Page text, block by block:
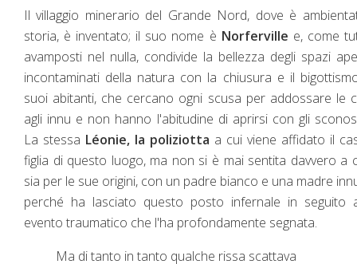
Il villaggio minerario del Grande Nord, dove è
storia, è inventato; il suo nome è Norferville e, come
avamposti nel nulla, condivide la bellezza degli spazi
incontaminati della natura con la chiusura e il
suoi abitanti, che cercano ogni scusa per addossare le
agli innu e non hanno l'abitudine di aprirsi con gli
La stessa Léonie, la poliziotta a cui viene affidato il
figlia di questo luogo, ma non si è mai sentita davvero a
sia per le sue origini, con un padre bianco e una madre
perché ha lasciato questo posto infernale in seguito
evento traumatico che l'ha profondamente segnata.
Ma di tanto in tanto qualche rissa scattava